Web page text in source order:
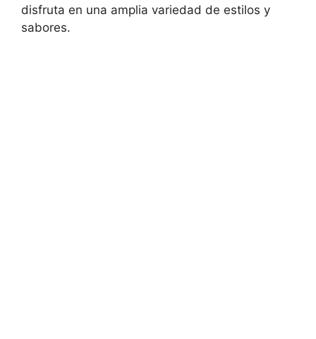
disfruta en una amplia variedad de estilos y
sabores.